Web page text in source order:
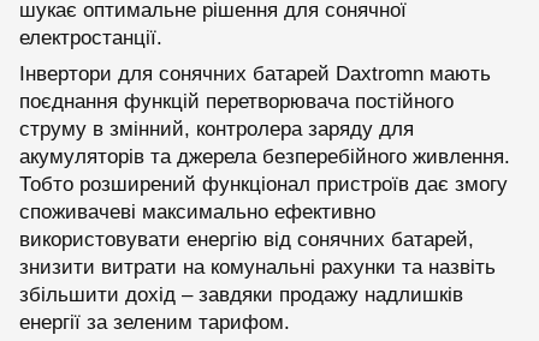
шукає оптимальне рішення для сонячної
електростанції.
Інвертори для сонячних батарей Daxtromn мають
поєднання функцій перетворювача постійного
струму в змінний, контролера заряду для
акумуляторів та джерела безперебійного живлення.
Тобто розширений функціонал пристроїв дає змогу
споживачеві максимально ефективно
використовувати енергію від сонячних батарей,
знизити витрати на комунальні рахунки та назвіть
збільшити дохід – завдяки продажу надлишків
енергії за зеленим тарифом.